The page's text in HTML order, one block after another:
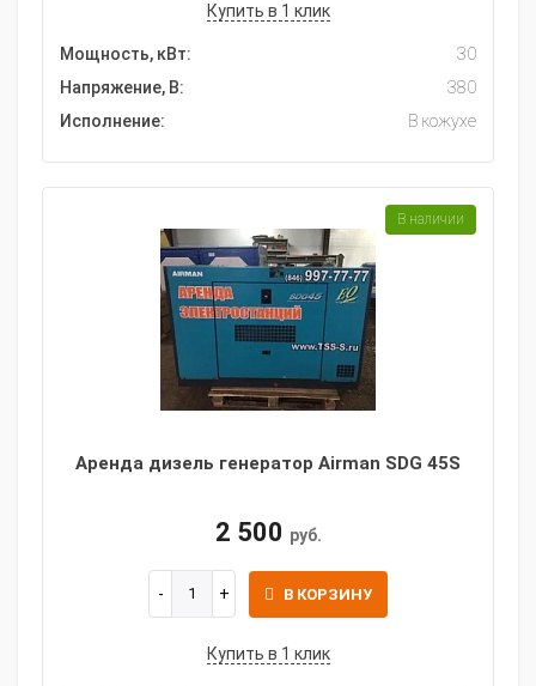
Купить в 1 клик
Мощность, кВт:
30
Напряжение, В:
380
Исполнение:
В кожухе
Аренда дизель генератор Airman SDG 45S
2 500 руб.
В КОРЗИНУ
Купить в 1 клик
В наличии